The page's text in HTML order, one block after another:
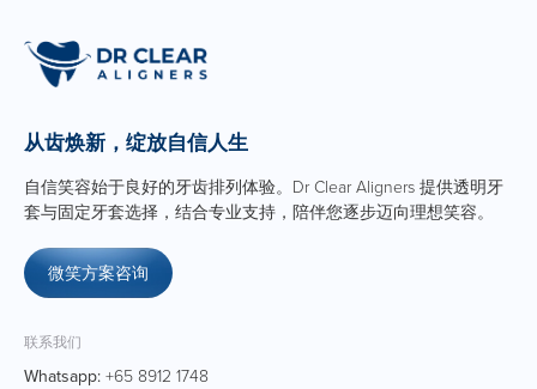
从齿焕新，绽放自信人生
自信笑容始于良好的牙齿排列体验。Dr Clear Aligners 提供透明牙
套与固定牙套选择，结合专业支持，陪伴您逐步迈向理想笑容。
微笑方案咨询
联系我们
Whatsapp: +65 8912 1748